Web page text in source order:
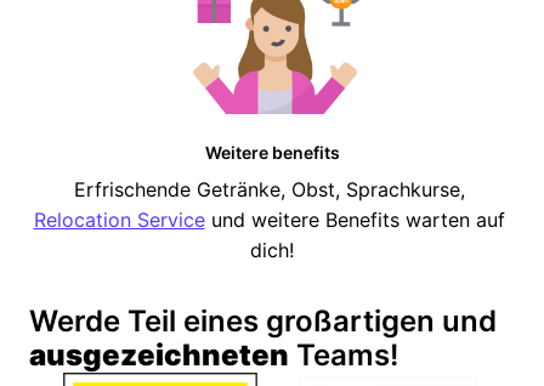
Weitere benefits
Erfrischende Getränke, Obst, Sprachkurse,
Relocation Service und weitere Benefits warten auf
dich!
ausgezeichneten Teams!